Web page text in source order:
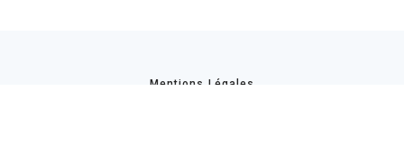
Mentions Légales